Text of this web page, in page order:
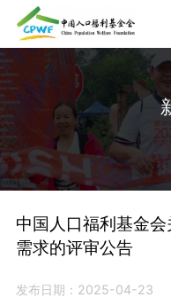
中国人口福利基金
需求的评审公告
发布日期：2025-04-23